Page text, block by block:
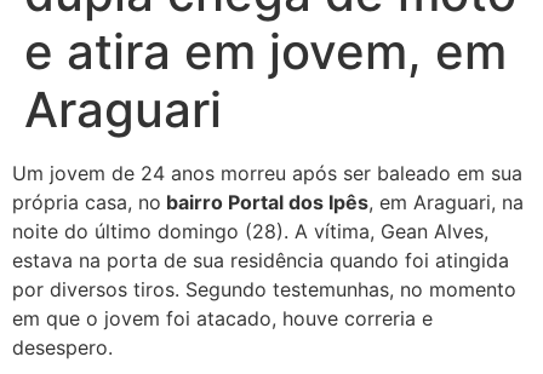
e atira em jovem, em
Araguari
Um jovem de 24 anos morreu após ser baleado em sua
própria casa, no bairro Portal dos Ipês, em Araguari, na
noite do último domingo (28). A vítima, Gean Alves,
estava na porta de sua residência quando foi atingida
por diversos tiros. Segundo testemunhas, no momento
em que o jovem foi atacado, houve correria e
desespero.